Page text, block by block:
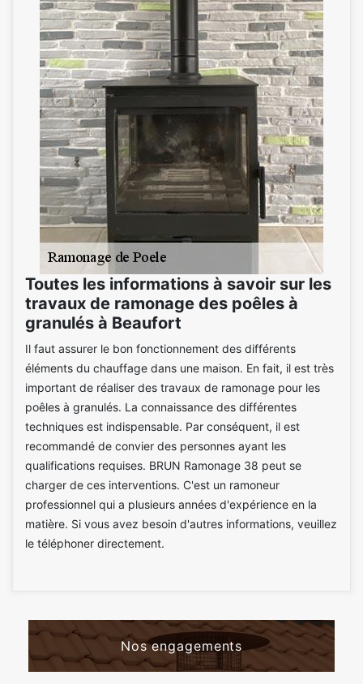
Toutes les informations à savoir sur les
travaux de ramonage des poêles à
granulés à Beaufort
Il faut assurer le bon fonctionnement des différents
éléments du chauffage dans une maison. En fait, il est très
important de réaliser des travaux de ramonage pour les
poêles à granulés. La connaissance des différentes
techniques est indispensable. Par conséquent, il est
recommandé de convier des personnes ayant les
qualifications requises. BRUN Ramonage 38 peut se
charger de ces interventions. C'est un ramoneur
professionnel qui a plusieurs années d'expérience en la
matière. Si vous avez besoin d'autres informations, veuillez
le téléphoner directement.
Nos engagements